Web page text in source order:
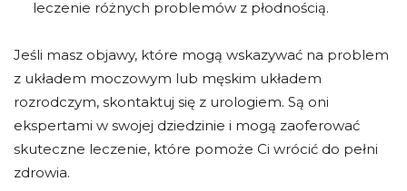
leczenie różnych problemów z płodnością.
Jeśli masz objawy, które mogą wskazywać na problem
z układem moczowym lub męskim układem
rozrodczym, skontaktuj się z urologiem. Są oni
ekspertami w swojej dziedzinie i mogą zaoferować
skuteczne leczenie, które pomoże Ci wrócić do pełni
zdrowia.